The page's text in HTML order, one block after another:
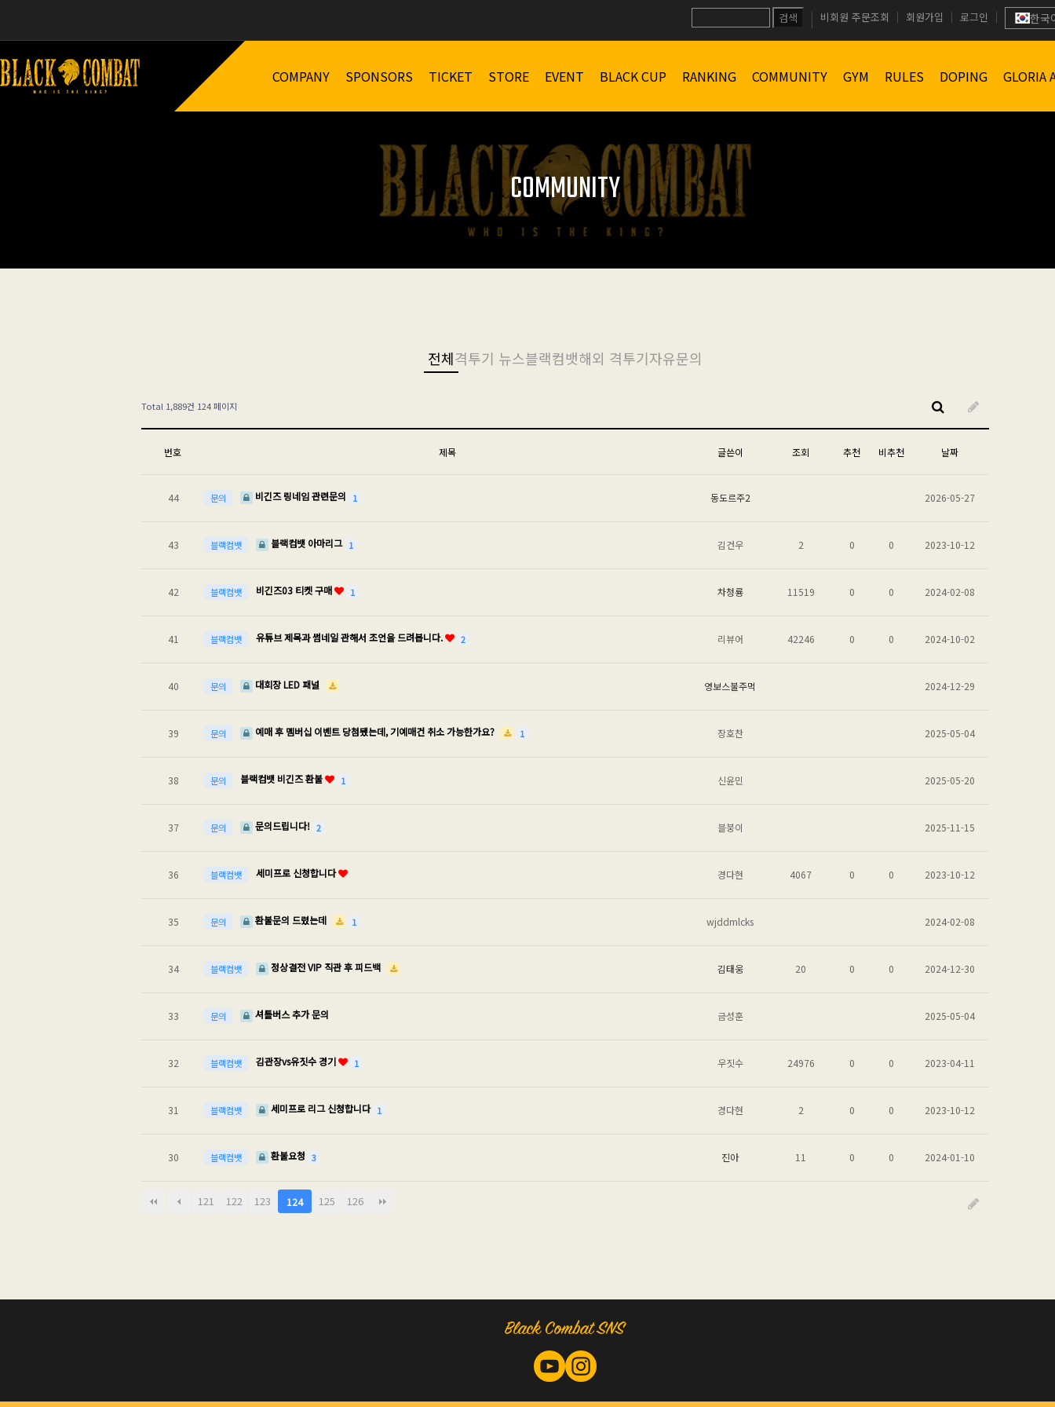
검색 비회원 주문조회 회원가입 로그인 한국
COMPANY SPONSORS TICKET STORE EVENT BLACK CUP RANKING COMMUNITY GYM RULES DOPING GLORIA
COMMUNITY
전체격투기 뉴스블랙컴뱃해외 격투기자유문의
Total 1,889건 124 페이지
번호 제목 글쓴이 조회 추천 비추천 날짜
44 문의 비긴즈 링네임 관련문의 1 동도르주2 2026-05-27
43 블랙컴뱃 블랙컴뱃 아마리그 1 김건우 2 0 0 2023-10-12
42 블랙컴뱃 비긴즈03 티켓 구매 1 차청룡 11519 0 0 2024-02-08
41 블랙컴뱃 유튜브 제목과 썸네일 관해서 조언을 드려봅니다. 2 리뷰어 42246 0 0 2024-10-02
40 문의 대회장 LED 패널 영보스불주먹 2024-12-29
39 문의 예매 후 멤버십 이벤트 당첨됐는데, 기예매건 취소 가능한가요? 1 장호찬 2025-05-04
38 문의 블랙컴뱃 비긴즈 환불 1 신윤민 2025-05-20
37 문의 문의드립니다! 2 블붕이 2025-11-15
36 블랙컴뱃 세미프로 신청합니다 경다현 4067 0 0 2023-10-12
35 문의 환불문의 드렸는데 1 wjddmlcks 2024-02-08
34 블랙컴뱃 정상결전 VIP 직관 후 피드백 김태웅 20 0 0 2024-12-30
33 문의 셔틀버스 추가 문의 금성훈 2025-05-04
32 블랙컴뱃 김관장vs유짓수 경기 1 우짓수 24976 0 0 2023-04-11
31 블랙컴뱃 세미프로 리그 신청합니다 1 경다현 2 0 0 2023-10-12
30 블랙컴뱃 환불요청 3 진아 11 0 0 2024-01-10
121 122 123 124 125 126